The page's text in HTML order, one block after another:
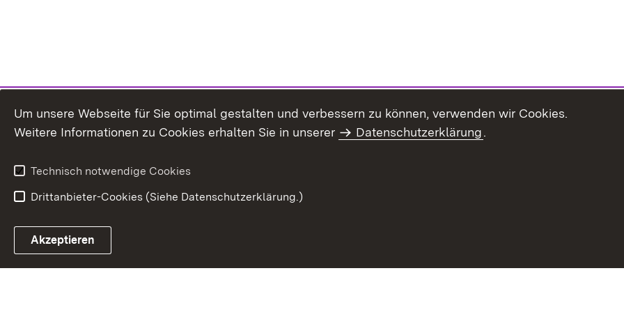
Um unsere Webseite für Sie optimal gestalten und verbessern zu können, verwenden wir Cookies.
Weitere Informationen zu Cookies erhalten Sie in unserer
Datenschutzerklärung.
Technisch notwendige Cookies
Drittanbieter-Cookies (Siehe Datenschutzerklärung.)
Akzeptieren